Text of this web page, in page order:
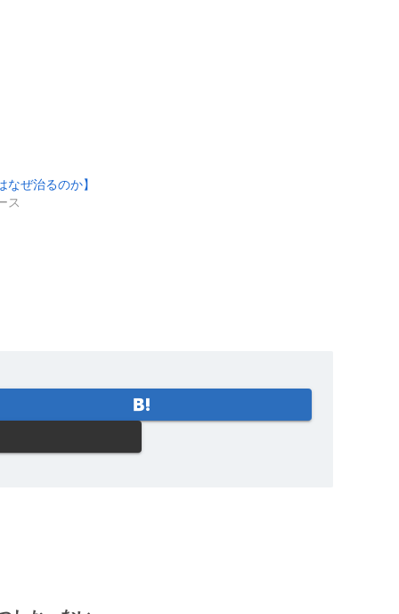
なぜ治るのか】
ス